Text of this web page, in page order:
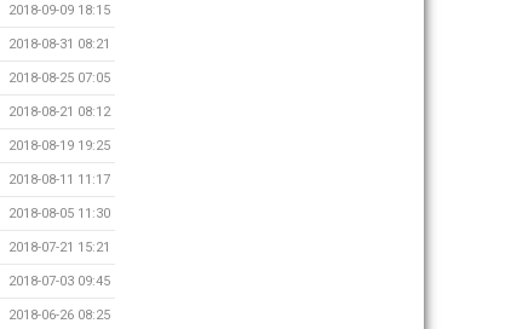
2018-09-09 18:15
2018-08-31 08:21
2018-08-25 07:05
2018-08-21 08:12
2018-08-19 19:25
2018-08-11 11:17
2018-08-05 11:30
2018-07-21 15:21
2018-07-03 09:45
2018-06-26 08:25